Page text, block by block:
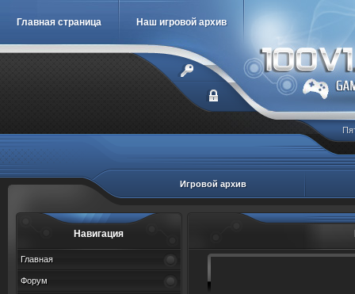
Главная страница Наш игровой архив
Игровой архив
Навигация
Главная
Форум